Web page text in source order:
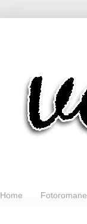
Home Fotoromane